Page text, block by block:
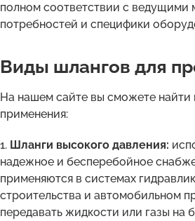
полном соответствии с ведущими
потребностей и специфики
Виды шлангов для
На нашем сайте вы сможете найти
применения:
1. Шланги высокого давления:
надежное и бесперебойное
применяются в системах
строительства и автомобильном
передавать жидкости или газы на